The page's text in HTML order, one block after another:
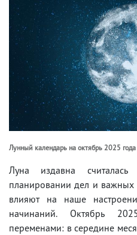
Лунный календарь на октябрь 2025 года
Луна издавна
планировании дел и
влияют на наше
начинаний. Октябрь
переменами: в середине